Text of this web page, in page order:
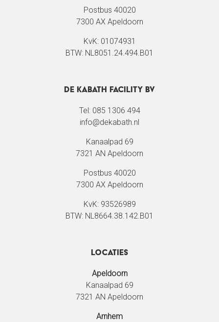
Postbus 40020
7300 AX Apeldoorn
KvK: 01074931
BTW: NL8051.24.494.B01
De Kabath Facility BV
Tel: 085 1306 494
info@dekabath.nl
Kanaalpad 69
7321 AN Apeldoorn
Postbus 40020
7300 AX Apeldoorn
KvK: 93526989
BTW: NL8664.38.142.B01
Locaties
Apeldoorn
Kanaalpad 69
7321 AN Apeldoorn
Arnhem